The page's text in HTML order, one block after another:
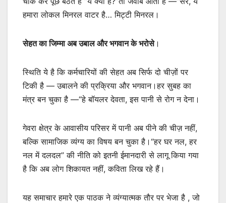
हमारा लोकल मिनरल वाटर है… मिट्टी मिनरल।
सेहत का जिम्मा अब उबाल और भगवान के भरोसे।
स्थिति ये है कि कर्मचारियों की सेहत अब सिर्फ दो चीज़ों पर
टिकी है — उबालने की प्रक्रिया और भगवान।हर सुबह का
मंत्र बन चुका है —“हे बॉयलर देवता, इस पानी से रोग न देना।
गेवरा क्षेत्र के आवासीय परिसर में पानी अब पीने की चीज़ नहीं,
बल्कि सामाजिक व्यंग्य का विषय बन चुका है।“हर घर नल, हर
नल में दलदल” की नीति को इतनी ईमानदारी से लागू किया गया
है कि अब लोग शिकायत नहीं, कविता लिख रहे हैं।
यह समाचार हमारे एक पाठक ने व्यंग्यात्मक तौर पर भेजा है , जो